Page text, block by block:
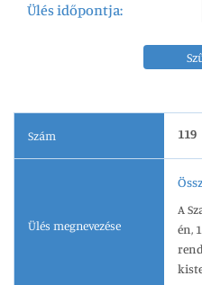
Ülés időpontja:
Szám 119
Ülés megnevezése
A
én,